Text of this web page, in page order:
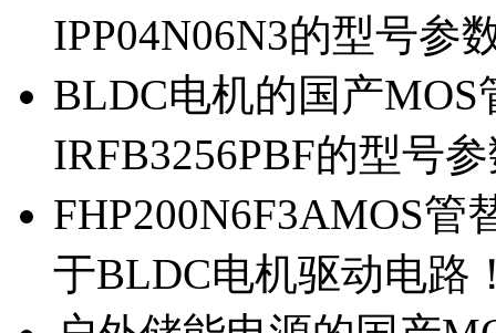
IPP04N06N3的型号参
BLDC电机的国产MOS
IRFB3256PBF的型号
FHP200N6F3AMOS管
于BLDC电机驱动电路